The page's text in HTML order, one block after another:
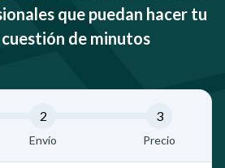
que puedan hacer tu
de minutos
2
Envío
3
Precio